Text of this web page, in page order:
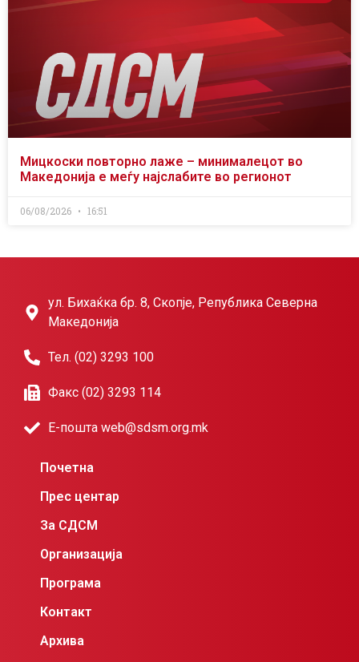
Мицкоски повторно лаже – минималецот во
Македонија е меѓу најслабите во регионот
06/08/2026 16:51
ул. Бихаќка бр. 8, Скопје, Република Северна
Македонија
Тел. (02) 3293 100
Факс (02) 3293 114
Е-пошта web@sdsm.org.mk
Почетна
Прес центар
За СДСМ
Организација
Програма
Контакт
Архива